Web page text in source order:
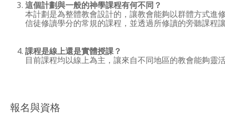
這個計劃與一般的神學課程有何不同？
本計劃是為整體教會設計的，讓教會能夠以群體方式進
信徒修讀學分的常規的課程，並透過所修讀的旁聽課程
課程是線上還是實體授課？
目前課程均以線上為主，讓來自不同地區的教會能夠靈
報名與資格